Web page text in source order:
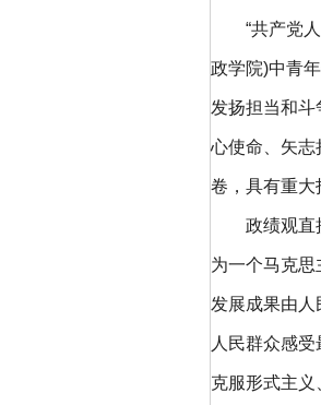
“共产党人
政学院)中青
发扬担当和
心使命、矢志
卷，具有重大
政绩观直接
为一个马克思
发展成果由人
人民群众感
克服形式主